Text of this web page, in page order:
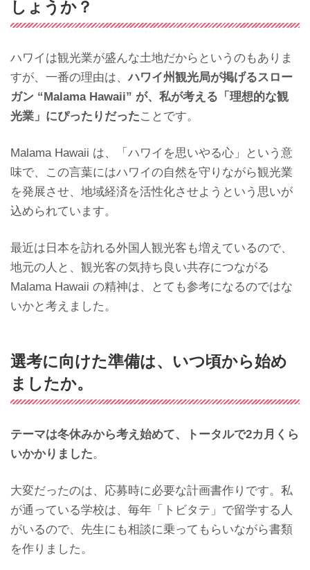
しょうか？
ハワイは観光業が盛んな土地だからというのもありま
すが、一番の理由は、ハワイ州観光局が掲げるスロー
ガン “Malama Hawaii” が、私が考える「理想的な観
光業」にぴったりだったことです。
Malama Hawaii は、「ハワイを思いやる心」という意
味で、この言葉にはハワイの自然を守りながら観光業
を発展させ、地域経済を活性化させようという思いが
込められています。
最近は日本を訪れる外国人観光客も増えているので、
地元の人と、観光客の気持ち良い共存につながる
Malama Hawaii の精神は、とても参考になるのではな
いかと考えました。
選考に向けた準備は、いつ頃から始め
ましたか。
テーマは冬休みから考え始めて、トータルで2カ月くら
いかかりました。
大変だったのは、応募時に必要な計画書作りです。私
が通っている学校は、毎年「トビタテ」で留学する人
がいるので、先生にも相談に乗ってもらいながら書類
を作りました。